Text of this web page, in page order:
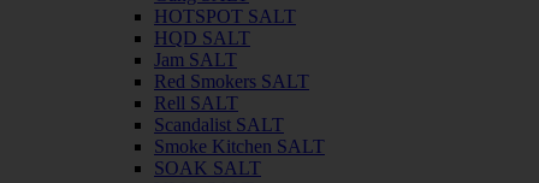
HOTSPOT SALT
HQD SALT
Jam SALT
Red Smokers SALT
Rell SALT
Scandalist SALT
Smoke Kitchen SALT
SOAK SALT